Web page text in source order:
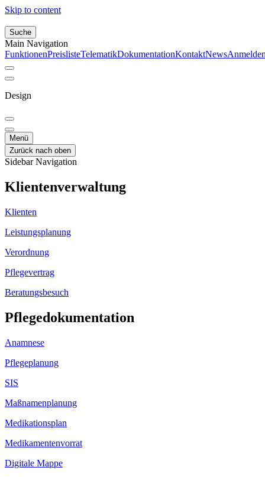
Skip to content
Suche
Main Navigation
FunktionenPreislisteTelematikDokumentationKontaktNews
Design
Menü
Zurück nach oben
Sidebar Navigation
Klientenverwaltung
Klienten
Leistungsplanung
Verordnung
Pflegevertrag
Beratungsbesuch
Pflegedokumentation
Anamnese
Pflegeplanung
SIS
Maßnamenplanung
Medikationsplan
Medikamentenvorrat
Digitale Mappe